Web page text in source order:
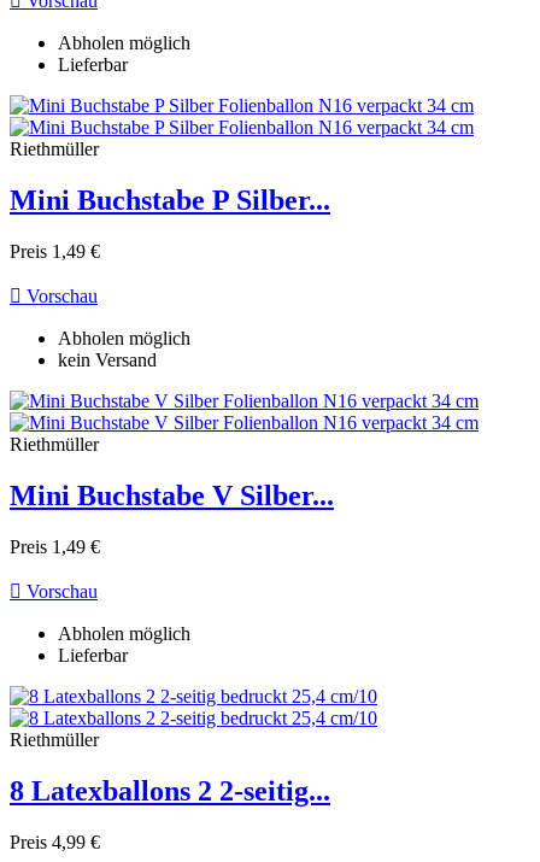
Abholen möglich
Lieferbar
Riethmüller
Mini Buchstabe P Silber...
Preis 1,49 €
 Vorschau
Abholen möglich
kein Versand
Riethmüller
Mini Buchstabe V Silber...
Preis 1,49 €
 Vorschau
Abholen möglich
Lieferbar
Riethmüller
8 Latexballons 2 2-seitig...
Preis 4,99 €